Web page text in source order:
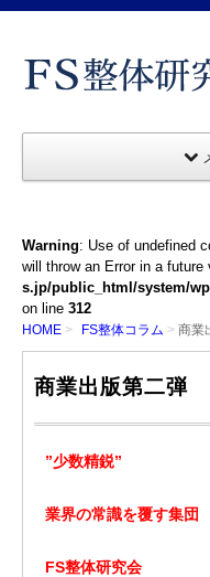
Warning: Use of undefined
will throw an Error in a future
s.jp/public_html/system/
on line 312
HOME FS整体コラム 商業
商業出版第二弾
”少数精鋭”
業界の常識を覆す集団
FS整体研究会